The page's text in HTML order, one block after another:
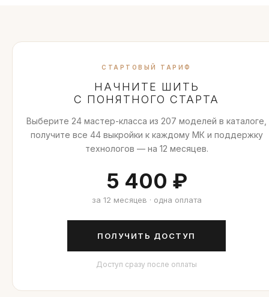
СТАРТОВЫЙ ТАРИФ
НАЧНИТЕ ШИТЬ
С ПОНЯТНОГО СТАРТА
Выберите 24 мастер-класса из 207 моделей в каталоге,
получите все 44 выкройки к каждому МК и поддержку
технологов — на 12 месяцев.
5 400 ₽
за 12 месяцев · одна оплата
ПОЛУЧИТЬ ДОСТУП
Доступ сразу после оплаты